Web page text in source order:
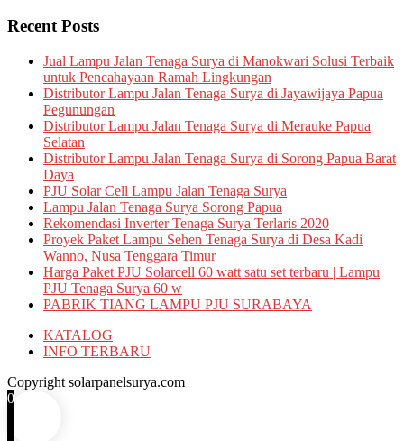
Recent Posts
Jual Lampu Jalan Tenaga Surya di Manokwari Solusi Terbaik
untuk Pencahayaan Ramah Lingkungan
Distributor Lampu Jalan Tenaga Surya di Jayawijaya Papua
Pegunungan
Distributor Lampu Jalan Tenaga Surya di Merauke Papua
Selatan
Distributor Lampu Jalan Tenaga Surya di Sorong Papua Barat
Daya
PJU Solar Cell Lampu Jalan Tenaga Surya
Lampu Jalan Tenaga Surya Sorong Papua
Rekomendasi Inverter Tenaga Surya Terlaris 2020
Proyek Paket Lampu Sehen Tenaga Surya di Desa Kadi
Wanno, Nusa Tenggara Timur
Harga Paket PJU Solarcell 60 watt satu set terbaru | Lampu
PJU Tenaga Surya 60 w
PABRIK TIANG LAMPU PJU SURABAYA
KATALOG
INFO TERBARU
Copyright solarpanelsurya.com
0